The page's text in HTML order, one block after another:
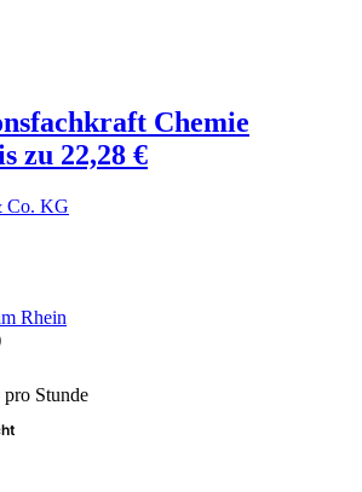
Chemie
zu 22,28 €
Co. KG
Rhein
Stunde